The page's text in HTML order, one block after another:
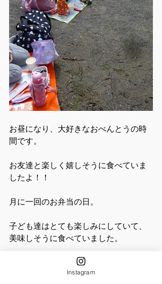
お昼になり、大好きなおべんとうの時
間です。
お友達と楽しく嬉しそうに食べていま
したよ！！
月に一回のお弁当の日。
子ども達はとても楽しみにしていて、
美味しそうに食べていました。
お忙しい中、一年間愛情たっぷりのお
弁当作りにご協力いただきありがとう
Instagram